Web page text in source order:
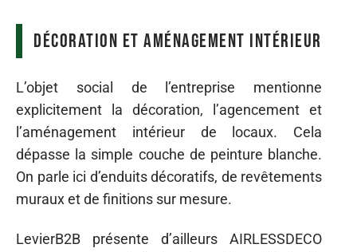
Décoration et aménagement intérieur
L’objet social de l’entreprise mentionne
explicitement la décoration, l’agencement et
l’aménagement intérieur de locaux. Cela
dépasse la simple couche de peinture blanche.
On parle ici d’enduits décoratifs, de revêtements
muraux et de finitions sur mesure.
LevierB2B présente d’ailleurs AIRLESSDECO